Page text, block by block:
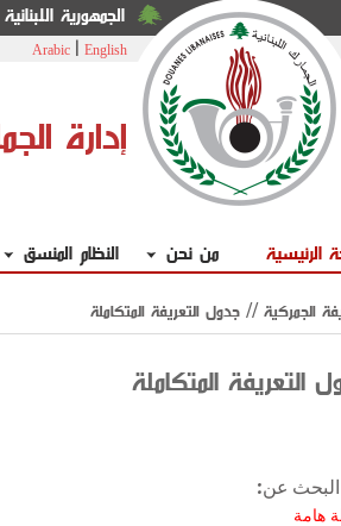
الجمهورية اللبنانية
Arabic English
إدارة
الرئيسية من نحن النظام المنسق
الجمركية // جدول التعريفة المتكاملة
التعريفة المتكاملة
البحث عن:
هامة